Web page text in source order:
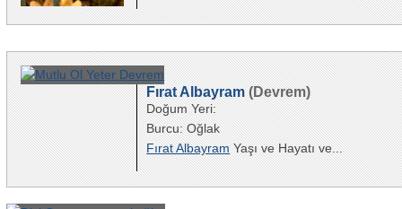
Fırat Albayram (Devrem)
Doğum Yeri:
Burcu: Oğlak
Fırat AlbayramYaşı ve Hayatı ve...